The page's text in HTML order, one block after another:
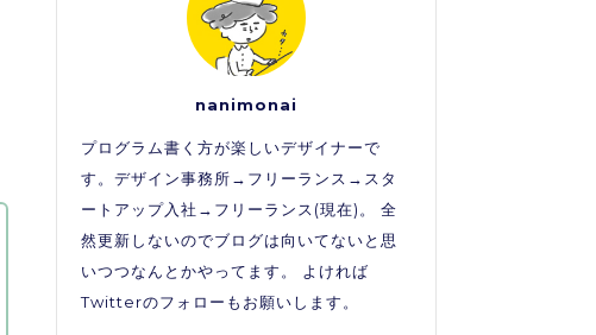
nanimonai
プログラム書く方が楽しいデザイナーで
す。デザイン事務所→フリーランス→スタ
ートアップ入社→フリーランス(現在)。 全
然更新しないのでブログは向いてないと思
いつつなんとかやってます。 よければ
Twitterのフォローもお願いします。